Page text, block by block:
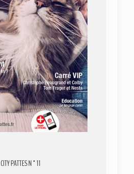
CITY PATTES N°11